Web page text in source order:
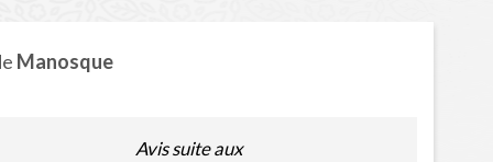
Manosque
Avis suite aux